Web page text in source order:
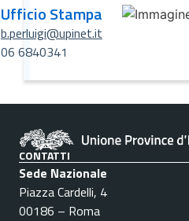
Ufficio Stampa
b.perluigi@upinet.it
06 6840341
CONTATTI
Sede Nazionale
Piazza Cardelli, 4
00186 – Roma